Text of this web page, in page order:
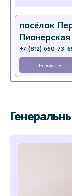
посёлок
+7 (812) 660-73-
На карте